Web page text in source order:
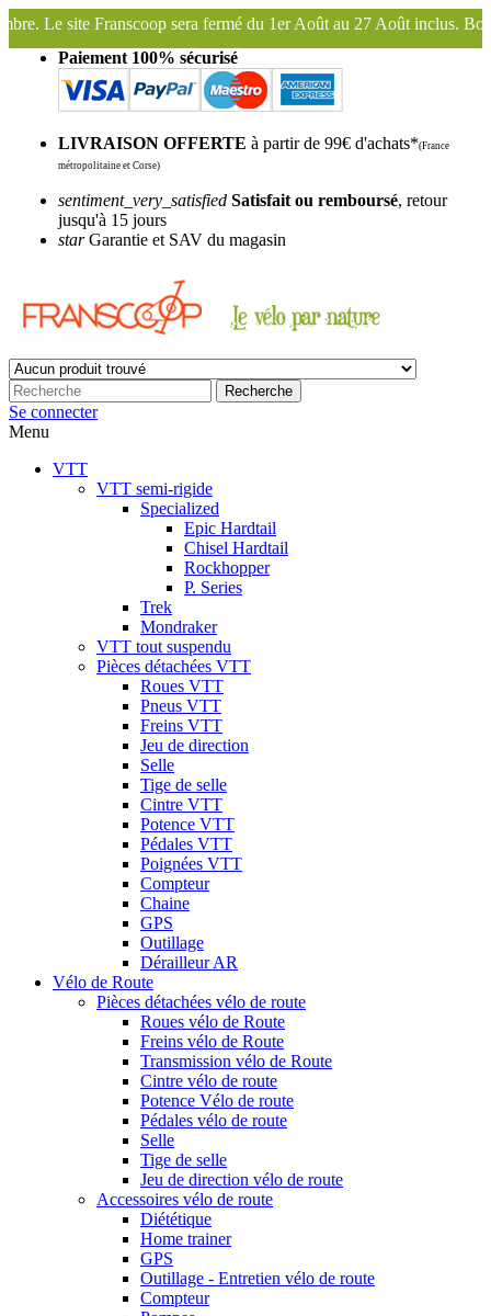
du 1er Août au 27 Août inclus. Bonnes vacances !
Paiement 100% sécurisé
LIVRAISON OFFERTE à partir de 99€ d'achats*(France
métropolitaine et Corse)
sentiment_very_satisfied Satisfait ou remboursé, retour
jusqu'à 15 jours
starGarantie et SAV du magasin
Recherche
Se connecter
Menu
VTT
VTT semi-rigide
Specialized
Epic Hardtail
Chisel Hardtail
Rockhopper
P. Series
Trek
Mondraker
VTT tout suspendu
Pièces détachées VTT
Roues VTT
Pneus VTT
Freins VTT
Jeu de direction
Selle
Tige de selle
Cintre VTT
Potence VTT
Pédales VTT
Poignées VTT
Compteur
Chaine
GPS
Outillage
Dérailleur AR
Vélo de Route
Pièces détachées vélo de route
Roues vélo de Route
Freins vélo de Route
Transmission vélo de Route
Cintre vélo de route
Potence Vélo de route
Pédales vélo de route
Selle
Tige de selle
Jeu de direction vélo de route
Accessoires vélo de route
Diététique
Home trainer
GPS
Outillage - Entretien vélo de route
Compteur